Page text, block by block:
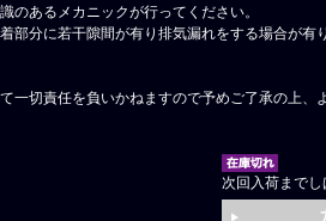
のあるメカニックが行ってください。
部分に若干隙間が有り排気漏れをする場合が有
一切責任を負いかねますので予めご了承の上、
次回入荷までし